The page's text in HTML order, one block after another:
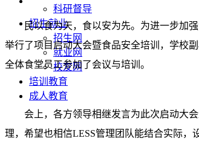
科研督导
招生就业
招生网
就业网
校友网
培训教育
成人教育
民以食为天，食以安为先。为进一步加
举行了项目启动大会暨食品安全培训，学校
全体食堂员工参加了会议与培训。
会上，各方领导相继发言为此次启动大
理，希望也相信LESS管理团队能结合实际，